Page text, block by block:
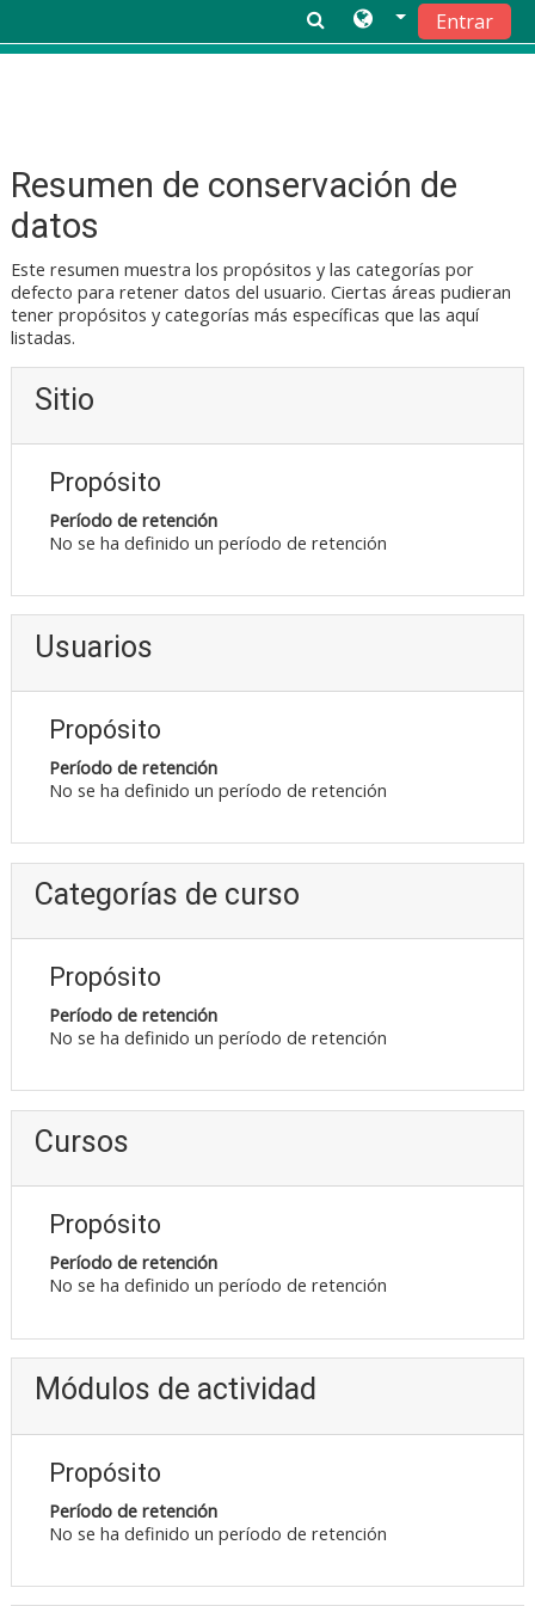
Entrar
Resumen de conservación de
datos
Este resumen muestra los propósitos y las categorías por
defecto para retener datos del usuario. Ciertas áreas pudieran
tener propósitos y categorías más específicas que las aquí
listadas.
Sitio
Propósito
Período de retención
No se ha definido un período de retención
Usuarios
Propósito
Período de retención
No se ha definido un período de retención
Categorías de curso
Propósito
Período de retención
No se ha definido un período de retención
Cursos
Propósito
Período de retención
No se ha definido un período de retención
Módulos de actividad
Propósito
Período de retención
No se ha definido un período de retención